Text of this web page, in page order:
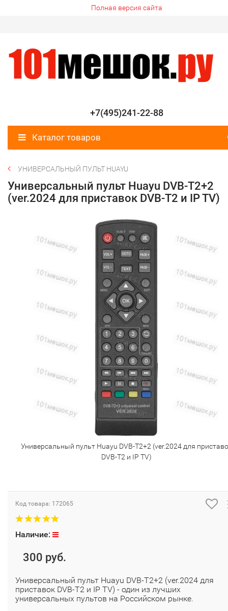
Полная версия сайта
+7(495)241-22-88
Каталог товаров
УНИВЕРСАЛЬНЫЙ ПУЛЬТ HUAYU
Универсальный пульт Huayu DVB-T2+2
(ver.2024 для приставок DVB-T2 и IP TV)
Универсальный пульт Huayu DVB-T2+2 (ver.2024 для
DVB-T2 и IP TV)
Код товара: 172065
Наличие:
300 руб.
Универсальный пульт Huayu DVB-T2+2 (ver.2024 для
приставок DVB-T2 и IP TV) - один из лучших
универсальных пультов на Российском рынке.